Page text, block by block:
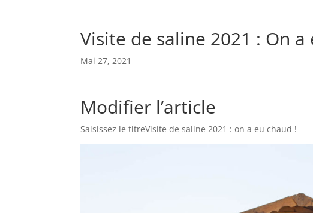
Visite de saline 2021 : On a
Mai 27, 2021
Modifier l’article
Saisissez le titreVisite de saline 2021 : on a eu chaud !